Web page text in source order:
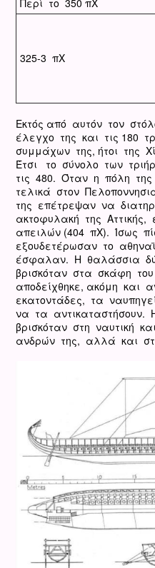
Περί το 350 πΧ
325-3 πΧ
Εκτός από αυτόν τον
έλεγχο της και τις 180
συμμάχων της, ήτοι της
Έτσι το σύνολο των
τις 480. Όταν η πόλη
τελικά στον
της επέτρεψαν να
ακτοφυλακή της
απειλών (404 πΧ). Ίσως
εξουδετέρωσαν το
έσφαλαν. Η θαλάσσια
βρισκόταν στα σκάφη
αποδείχθηκε, ακόμη και
εκατοντάδες, τα
να τα αντικαταστήσουν.
βρισκόταν στη ναυτική
ανδρών της, αλλά και